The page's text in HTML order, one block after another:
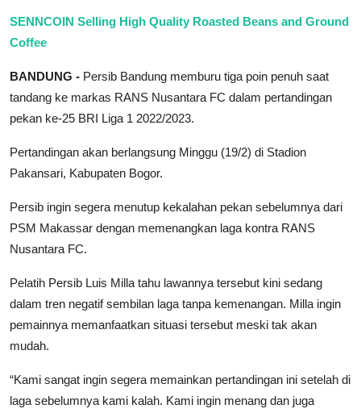
SENNCOIN Selling High Quality Roasted Beans and Ground
Coffee
BANDUNG - Persib Bandung memburu tiga poin penuh saat
tandang ke markas RANS Nusantara FC dalam pertandingan
pekan ke-25 BRI Liga 1 2022/2023.
Pertandingan akan berlangsung Minggu (19/2) di Stadion
Pakansari, Kabupaten Bogor.
Persib ingin segera menutup kekalahan pekan sebelumnya dari
PSM Makassar dengan memenangkan laga kontra RANS
Nusantara FC.
Pelatih Persib Luis Milla tahu lawannya tersebut kini sedang
dalam tren negatif sembilan laga tanpa kemenangan. Milla ingin
pemainnya memanfaatkan situasi tersebut meski tak akan
mudah.
“Kami sangat ingin segera memainkan pertandingan ini setelah di
laga sebelumnya kami kalah. Kami ingin menang dan juga